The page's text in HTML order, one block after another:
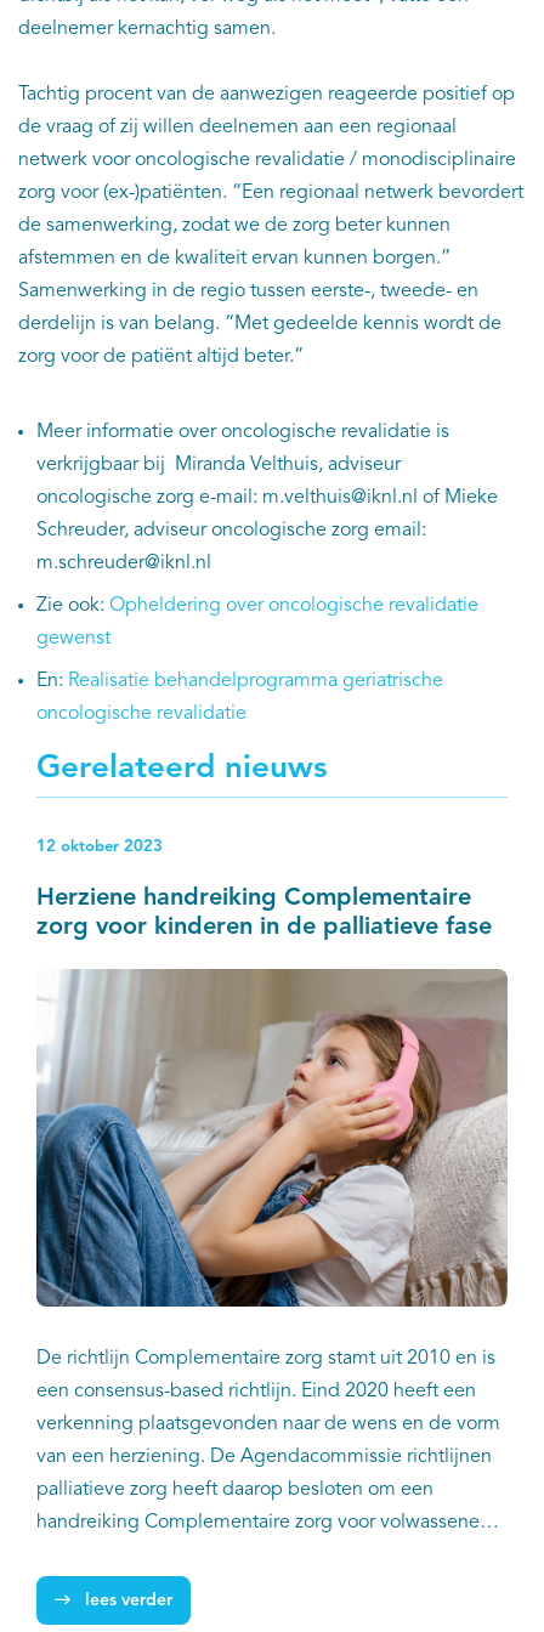
deelnemer kernachtig samen.
Tachtig procent van de aanwezigen reageerde positief op
de vraag of zij willen deelnemen aan een regionaal
netwerk voor oncologische revalidatie / monodisciplinaire
zorg voor (ex-)patiënten. “Een regionaal netwerk bevordert
de samenwerking, zodat we de zorg beter kunnen
afstemmen en de kwaliteit ervan kunnen borgen.”
Samenwerking in de regio tussen eerste-, tweede- en
derdelijn is van belang. “Met gedeelde kennis wordt de
zorg voor de patiënt altijd beter.”
Meer informatie over oncologische revalidatie is
verkrijgbaar bij Miranda Velthuis, adviseur
oncologische zorg e-mail: m.velthuis@iknl.nl of Mieke
Schreuder, adviseur oncologische zorg email:
m.schreuder@iknl.nl
Zie ook: Opheldering over oncologische revalidatie
gewenst
En: Realisatie behandelprogramma geriatrische
oncologische revalidatie
Gerelateerd nieuws
12 oktober 2023
Herziene handreiking Complementaire
zorg voor kinderen in de palliatieve fase
De richtlijn Complementaire zorg stamt uit 2010 en is
een consensus-based richtlijn. Eind 2020 heeft een
verkenning plaatsgevonden naar de wens en de vorm
van een herziening. De Agendacommissie richtlijnen
palliatieve zorg heeft daarop besloten om een
handreiking Complementaire zorg voor volwassenen
juni 2023 is de herziene handreiking Complementaire
zorg voor volwassenen in de palliatieve fase
lees verder